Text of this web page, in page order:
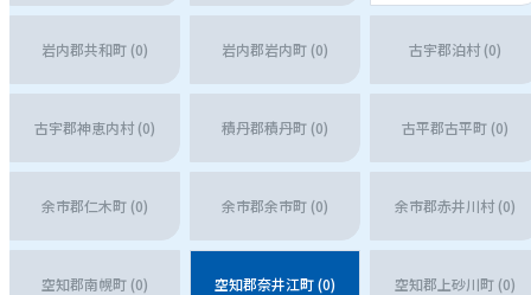
岩内郡共和町 (0) 岩内郡岩内町 (0) 古宇郡泊村 (0)
古宇郡神恵内村 (0) 積丹郡積丹町 (0) 古平郡古平町 (0)
余市郡仁木町 (0) 余市郡余市町 (0) 余市郡赤井川村 (0)
空知郡南幌町 (0) 空知郡奈井江町 (0) 空知郡上砂川町 (0)